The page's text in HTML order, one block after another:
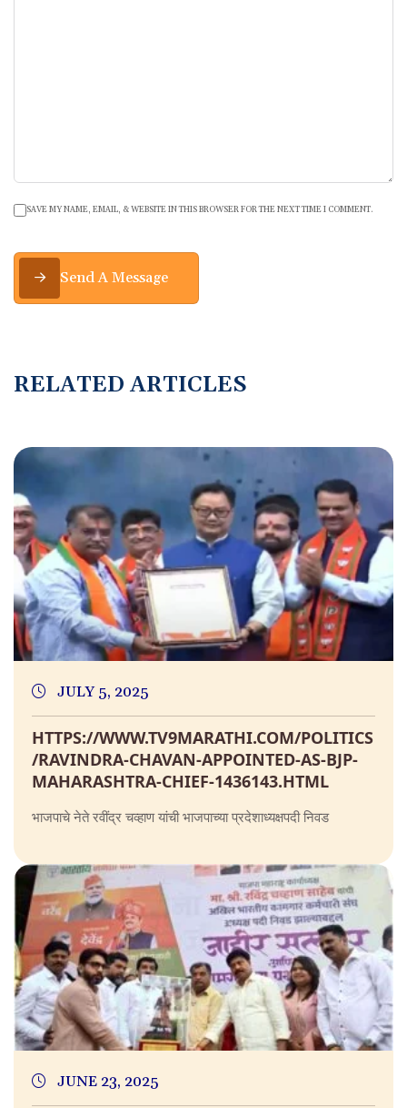
SAVE MY NAME, EMAIL, & WEBSITE IN THIS BROWSER FOR THE NEXT TIME I COMMENT.
Send A Message
RELATED ARTICLES
JULY 5, 2025
HTTPS://WWW.TV9MARATHI.COM/POLITICS
/RAVINDRA-CHAVAN-APPOINTED-AS-BJP-
MAHARASHTRA-CHIEF-1436143.HTML
भाजपाचे नेते रवींद्र चव्हाण यांची भाजपाच्या प्रदेशाध्यक्षपदी निवड
JUNE 23, 2025